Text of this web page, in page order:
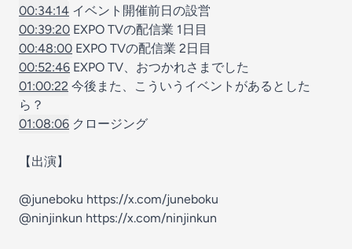
00:34:14 イベント開催前日の設営
00:39:20 EXPO TVの配信業 1日目
00:48:00 EXPO TVの配信業 2日目
00:52:46 EXPO TV、おつかれさまでした
01:00:22 今後また、こういうイベントがあるとした
ら？
01:08:06 クロージング
【出演】
@juneboku ⁠⁠ https://x.com/juneboku⁠
@ninjinkun ⁠ https://x.com/ninjinkun⁠